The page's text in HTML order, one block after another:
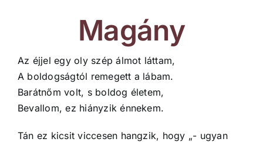
Magány
Az éjjel egy oly szép álmot láttam,
A boldogságtól remegett a lábam.
Barátnőm volt, s boldog életem,
Bevallom, ez hiányzik énnekem.
Tán ez kicsit viccesen hangzik, hogy „- ugyan